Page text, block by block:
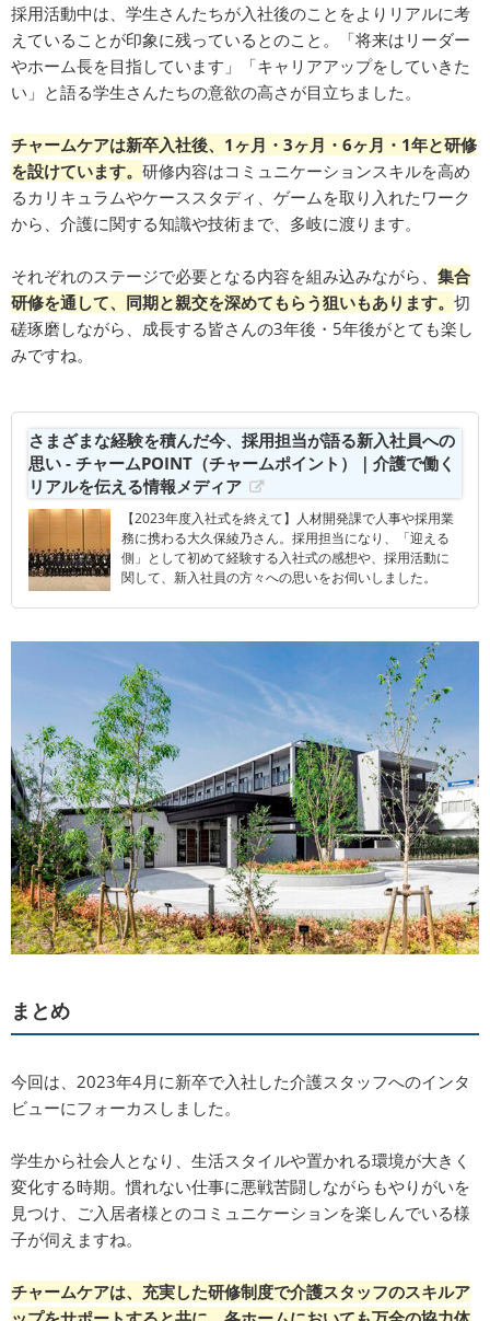
採用活動中は、学生さんたちが入社後のことをよりリアルに考
えていることが印象に残っているとのこと。「将来はリーダー
やホーム長を目指しています」「キャリアアップをしていきた
い」と語る学生さんたちの意欲の高さが目立ちました。
チャームケアは新卒入社後、1ヶ月・3ヶ月・6ヶ月・1年と研修
を設けています。 研修内容はコミュニケーションスキルを高め
るカリキュラムやケーススタディ、ゲームを取り入れたワーク
から、介護に関する知識や技術まで、多岐に渡ります。
それぞれのステージで必要となる内容を組み込みながら、 集合
研修を通して、同期と親交を深めてもらう狙いもあります。 切
磋琢磨しながら、成長する皆さんの3年後・5年後がとても楽し
みですね。
さまざまな経験を積んだ今、採用担当が語る新入社員への
思い - チャームPOINT（チャームポイント）｜介護で働く
リアルを伝える情報メディア
【2023年度入社式を終えて】人材開発課で人事や採用業
務に携わる大久保綾乃さん。採用担当になり、「迎える
側」として初めて経験する入社式の感想や、採用活動に
関して、新入社員の方々への思いをお伺いしました。
まとめ
今回は、2023年4月に新卒で入社した介護スタッフへのインタ
ビューにフォーカスしました。
学生から社会人となり、生活スタイルや置かれる環境が大きく
変化する時期。慣れない仕事に悪戦苦闘しながらもやりがいを
見つけ、ご入居者様とのコミュニケーションを楽しんでいる様
子が伺えますね。
チャームケアは、充実した研修制度で介護スタッフのスキルア